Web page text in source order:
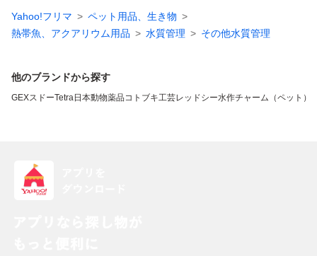
Yahoo!フリマ
ペット用品、生き物
熱帯魚、アクアリウム用品
水質管理 その他水質管理
他のブランドから探す
GEXスドーTetra日本動物薬品コトブキ工芸レッドシー水作チャーム（ペット）